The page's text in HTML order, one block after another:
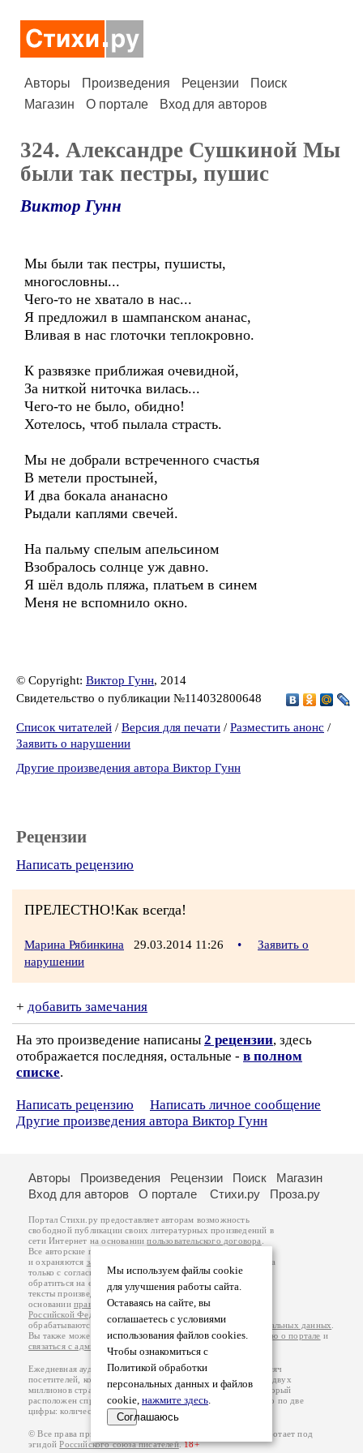
Авторы Произведения Рецензии
Поиск
Магазин
О портале Вход для авторов
324. Александре Сушкиной Мы
были так пестры, пушис
Виктор Гунн
Мы были так пестры, пушисты,
многословны...
Чего-то не хватало в нас...
Я предложил в шампанском ананас,
Вливая в нас глоточки теплокровно.
К развязке приближая очевидной,
За ниткой ниточка вилась...
Чего-то не было, обидно!
Хотелось, чтоб пылала страсть.
Мы не добрали встреченного счастья
В метели простыней,
И два бокала ананасно
Рыдали каплями свечей.
На пальму спелым апельсином
Взобралось солнце уж давно.
Я шёл вдоль пляжа, платьем в синем
Меня не вспомнило окно.
© Copyright: Виктор Гунн, 2014
Свидетельство о публикации №114032800648
Список читателей / Версия для печати / Разместить анонс /
Заявить о нарушении
Другие произведения автора Виктор Гунн
Рецензии
Написать рецензию
ПРЕЛЕСТНО!Как всегда!
Марина Рябинкина 29.03.2014 11:26 •
Заявить о
нарушении
+ добавить замечания
На это произведение написаны 2 рецензии, здесь
отображается последняя, остальные - в полном
списке.
Написать рецензию
Написать личное сообщение
Другие произведения автора Виктор Гунн
Мы используем файлы cookie
для улучшения работы сайта.
Оставаясь на сайте, вы
соглашаетесь с условиями
использования файлов cookies.
Чтобы ознакомиться с
Политикой обработки
персональных данных и файлов
cookie, нажмите здесь.
Соглашаюсь
Авторы Произведения Рецензии Поиск
Магазин
Вход для авторов
О портале Стихи.ру Проза.ру
Портал Стихи.ру предоставляет авторам возможность
свободной публикации своих литературных произведений в
сети Интернет на основаниипользовательского договора
Все авторские права на произведения принадлежат авторам
и охраняются законом
. Перепечатка произведений возможна
только с согласия его автора, к которому вы можете
обратиться на его авторской странице. Ответственность за
тексты произведений авторы несут самостоятельно на
основанииправил публикацииизаконодательства
Российской Федерации
обрабатываются на основанииПолитики обработки персональных данных
Вы также можете посмотреть более подробнуюинформацию о портале и
связаться с администрацией
Ежедневная аудитория портала Стихи.ру – порядка 200 тысяч
посетителей, которые в общей сумме просматривают более двух
миллионов страниц по данным счетчика посещаемости, который
расположен справа от этого текста. В каждой графе указано по две
цифры: количество просмотров и количество посетителей.
© Все права принадлежат авторам, 2000-2026. Портал работает под
эгидойРоссийского союза писателей.18+